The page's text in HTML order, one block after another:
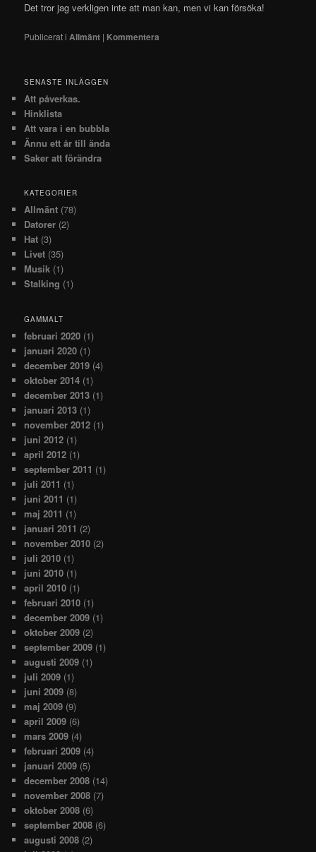
Det tror jag verkligen inte att man kan, men vi kan försöka!
Publicerat i Allmänt | Kommentera
SENASTE INLÄGGEN
Att påverkas.
Hinklista
Att vara i en bubbla
Ännu ett år till ända
Saker att förändra
KATEGORIER
Allmänt (78)
Datorer (2)
Hat (3)
Livet (35)
Musik (1)
Stalking (1)
GAMMALT
februari 2020 (1)
januari 2020 (1)
december 2019 (4)
oktober 2014 (1)
december 2013 (1)
januari 2013 (1)
november 2012 (1)
juni 2012 (1)
april 2012 (1)
september 2011 (1)
juli 2011 (1)
juni 2011 (1)
maj 2011 (1)
januari 2011 (2)
november 2010 (2)
juli 2010 (1)
juni 2010 (1)
april 2010 (1)
februari 2010 (1)
december 2009 (1)
oktober 2009 (2)
september 2009 (1)
augusti 2009 (1)
juli 2009 (1)
juni 2009 (8)
maj 2009 (9)
april 2009 (6)
mars 2009 (4)
februari 2009 (4)
januari 2009 (5)
december 2008 (14)
november 2008 (7)
oktober 2008 (6)
september 2008 (6)
augusti 2008 (2)